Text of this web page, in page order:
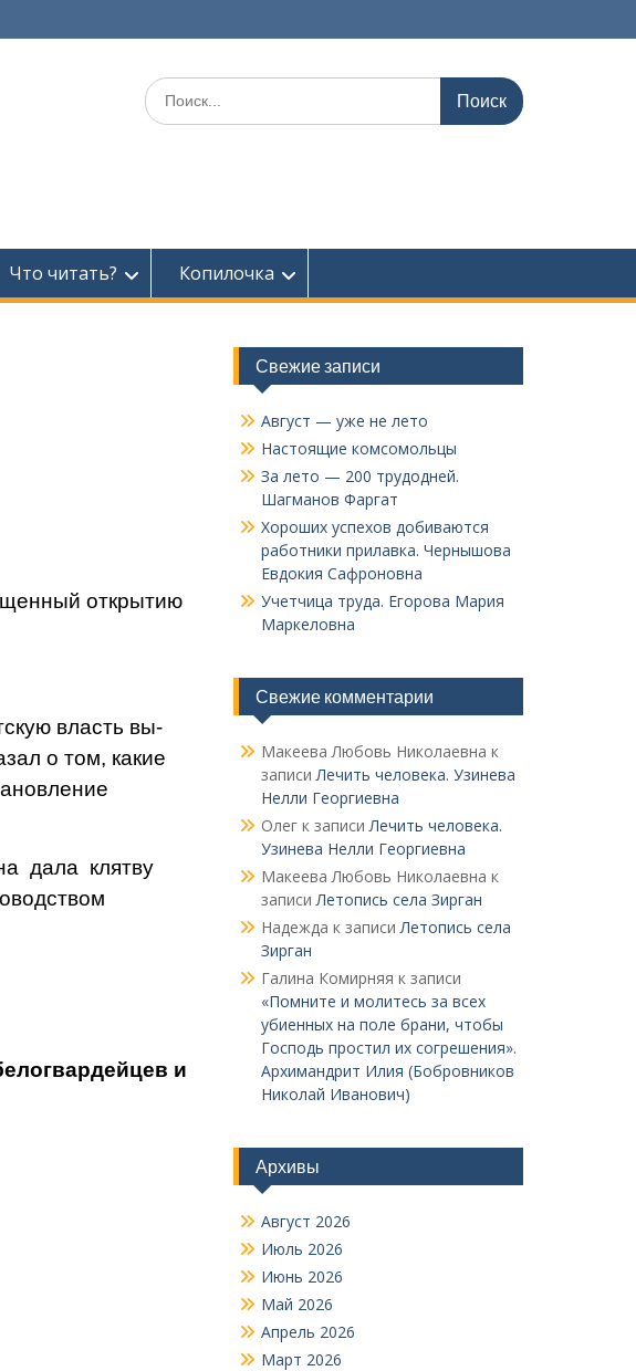
Поиск
по:
Что читать? Копилочка
открытию
власть вы­
о том, какие
дала клятву
и
Свежие записи
Август — уже не лето
Настоящие комсомольцы
За лето — 200 трудодней.
Шагманов Фаргат
Хороших успехов добиваются
работники прилавка. Чер­нышова
Евдокия Сафроновна
Учетчица труда. Его­рова Мария
Маркеловна
Свежие комментарии
Макеева Любовь Николаевна к
записиЛечить человека. Узинева
Нелли Георгиевна
Олегк записиЛечить человека.
Узинева Нелли Георгиевна
Макеева Любовь Николаевна к
записиЛетопись села Зирган
Надежда к записиЛетопись села
Зирган
Галина Комирняя к записи
«Помните и молитесь за всех
убиенных на поле брани, чтобы
Господь простил их согрешения».
Архимандрит Илия (Бобровников
Николай Иванович)
Архивы
Август 2026
Июль 2026
Июнь 2026
Май 2026
Апрель 2026
Март 2026